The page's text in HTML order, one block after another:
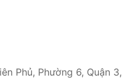
Phủ, Phường 6, Quận 3,